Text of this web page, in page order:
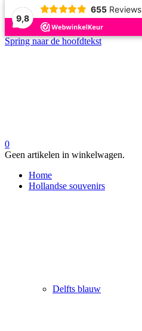
9,8
655 Reviews
Spring naar de hoofdtekst
0
Geen artikelen in winkelwagen.
Home
Hollandse souvenirs
Delfts blauw